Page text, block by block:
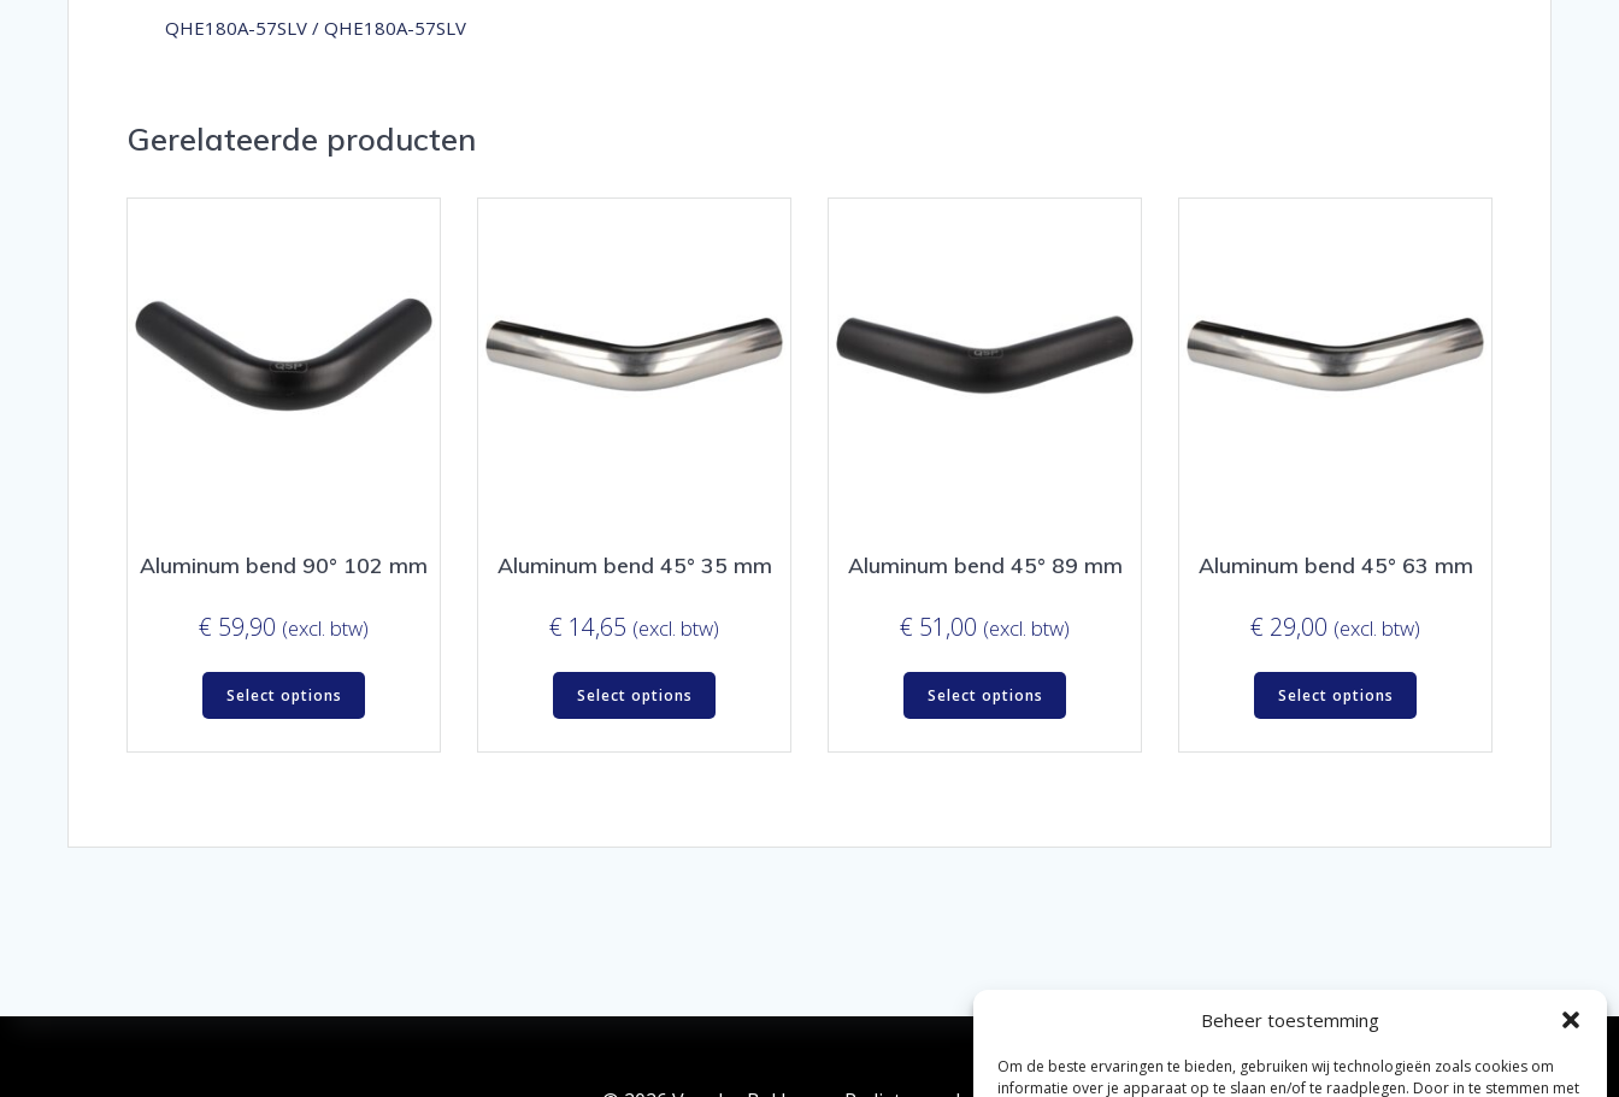
Beheer toestemming
Om de beste ervaringen te bieden, gebruiken wij technologieën zoals cookies om
informatie over je apparaat op te slaan en/of te raadplegen. Door in te stemmen met
QHE180A-57SLV / QHE180A-57SLV
Gerelateerde producten
Aluminum bend 90° 102 mm
€ 59,90 (excl. btw)
Select options
Aluminum bend 45° 35 mm
€ 14,65 (excl. btw)
Select options
Aluminum bend 45° 89 mm
€ 51,00 (excl. btw)
Select options
Aluminum bend 45° 63 mm
€ 29,00 (excl. btw)
Select options